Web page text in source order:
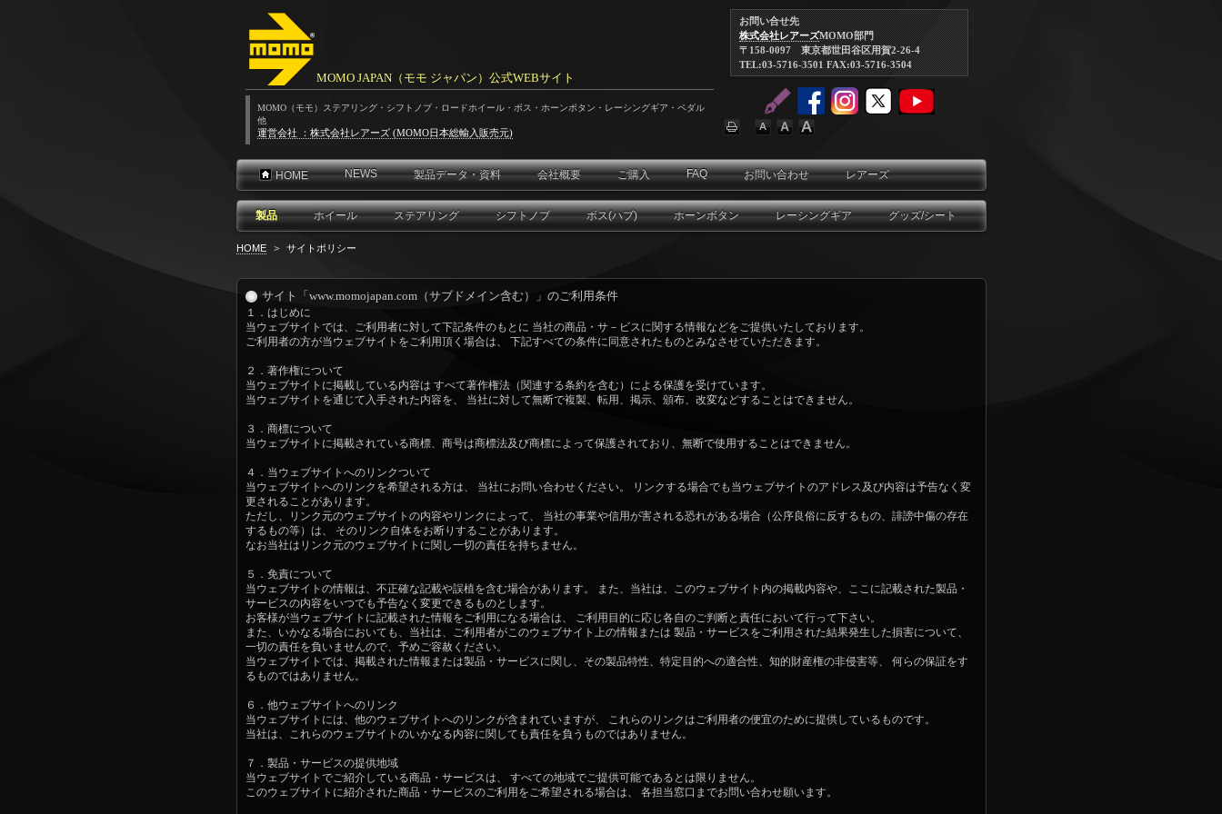
MOMO JAPAN（モモ ジャパン）公式WEBサイト
MOMO（モモ）ステアリング・シフトノブ・ロードホイール・ボス・ホーンボタン・レーシングギア・ペダル
他
運営会社 ：株式会社レアーズ (MOMO日本総輸入販売元)
お問い合せ先
株式会社レアーズMOMO部門
〒158-0097 東京都世田谷区用賀2-26-4
TEL:03-5716-3501 FAX:03-5716-3504
HOME NEWS 製品データ・資料 会社概要 ご購入 FAQ お問い合わせ レアーズ
製品 ホイール ステアリング シフトノブ ボス(ハブ) ホーンボタン レーシングギア グッズ/シート
HOME > サイトポリシー
サイト「www.momojapan.com（サブドメイン含む）」のご利用条件
１．はじめに
当ウェブサイトでは、ご利用者に対して下記条件のもとに 当社の商品・サ－ビスに関する情報などをご提供いたしております。
ご利用者の方が当ウェブサイトをご利用頂く場合は、 下記すべての条件に同意されたものとみなさせていただきます。
２．著作権について
当ウェブサイトに掲載している内容は すべて著作権法（関連する条約を含む）による保護を受けています。
当ウェブサイトを通じて入手された内容を、 当社に対して無断で複製、転用、掲示、頒布、改変などすることはできません。
３．商標について
当ウェブサイトに掲載されている商標、商号は商標法及び商標によって保護されており、無断で使用することはできません。
４．当ウェブサイトへのリンクついて
当ウェブサイトへのリンクを希望される方は、 当社にお問い合わせください。 リンクする場合でも当ウェブサイトのアドレス及び内容は予告なく変
更されることがあります。
ただし、リンク元のウェブサイトの内容やリンクによって、 当社の事業や信用が害される恐れがある場合（公序良俗に反するもの、誹謗中傷の存在
するもの等）は、 そのリンク自体をお断りすることがあります。
なお当社はリンク元のウェブサイトに関し一切の責任を持ちません。
５．免責について
当ウェブサイトの情報は、不正確な記載や誤植を含む場合があります。 また、当社は、このウェブサイト内の掲載内容や、ここに記載された製品・
サービスの内容をいつでも予告なく変更できるものとします。
お客様が当ウェブサイトに記載された情報をご利用になる場合は、 ご利用目的に応じ各自のご判断と責任において行って下さい。
また、いかなる場合においても、当社は、ご利用者がこのウェブサイト上の情報または 製品・サービスをご利用された結果発生した損害について、
一切の責任を負いませんので、予めご容赦ください。
当ウェブサイトでは、掲載された情報または製品・サービスに関し、その製品特性、特定目的への適合性、知的財産権の非侵害等、 何らの保証をす
るものではありません。
６．他ウェブサイトへのリンク
当ウェブサイトには、他のウェブサイトへのリンクが含まれていますが、 これらのリンクはご利用者の便宜のために提供しているものです。
当社は、これらのウェブサイトのいかなる内容に関しても責任を負うものではありません。
７．製品・サービスの提供地域
当ウェブサイトでご紹介している商品・サービスは、 すべての地域でご提供可能であるとは限りません。
このウェブサイトに紹介された商品・サービスのご利用をご希望される場合は、 各担当窓口までお問い合わせ願います。